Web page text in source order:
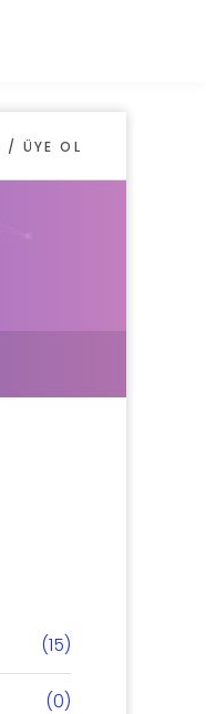
/ ÜYE OL
(15)
(0)